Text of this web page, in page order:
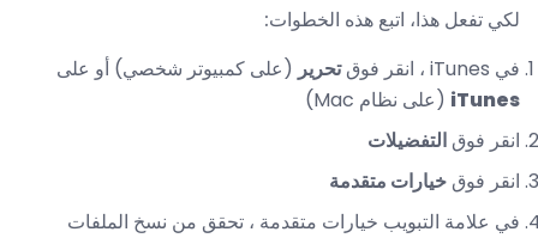
لكي تفعل هذا، اتبع هذه الخطوات:
في iTunes ، انقر فوق تحرير (على كمبيوتر شخصي) أو على
iTunes (على نظام Mac)
انقر فوق التفضيلات
انقر فوق خيارات متقدمة
في علامة التبويب خيارات متقدمة ، تحقق من نسخ الملفات